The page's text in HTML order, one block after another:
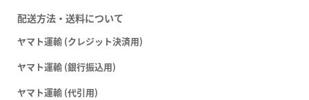
配送方法・送料について
ヤマト運輸 (クレジット決済用)
ヤマト運輸 (銀行振込用)
ヤマト運輸 (代引用)